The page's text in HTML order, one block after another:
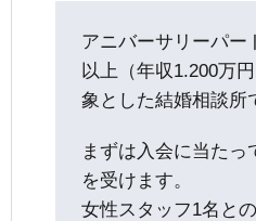
アニバーサリーパー
以上（年収1.200万
象とした結婚相談所
まずは入会に当たっ
を受けます。
女性スタッフ1名と